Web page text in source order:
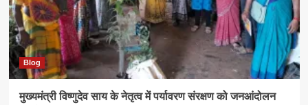
Blog
मुख्यमंत्री विष्णुदेव साय के नेतृत्व में पर्यावरण संरक्षण को जनआंदोलन